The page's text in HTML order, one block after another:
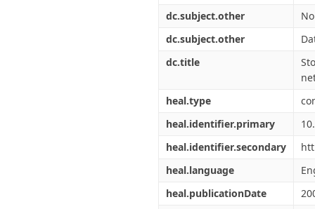
dc.subject.other
dc.subject.other
dc.title
heal.type
heal.identifier.primary
heal.identifier.secondary
heal.language
heal.publicationDate